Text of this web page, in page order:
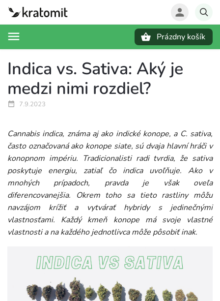
Prázdny košík
Indica vs. Sativa: Aký je
medzi nimi rozdiel?
7.9.2023
Cannabis indica, známa aj ako indické konope, a C. sativa,
často označovaná ako konope siate, sú dvaja hlavní hráči v
konopnom impériu. Tradicionalisti radi tvrdia, že sativa
poskytuje energiu, zatiaľ čo indica uvoľňuje. Ako v
mnohých prípadoch, pravda je však oveľa
diferencovanejšia. Okrem toho sa tieto rastliny môžu
navzájom krížiť a vytvárať hybridy s jedinečnými
vlastnosťami. Každý kmeň konope má svoje vlastné
vlastnosti a na každého jednotlivca môže pôsobiť inak.